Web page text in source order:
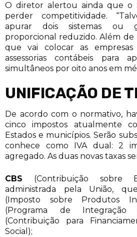
O diretor alertou ainda que o
perder competitividade.
apurar dois sistemas ou
proporcional reduzido. Além de
que vai colocar as
assessorias contábeis para
simultâneos por oito anos em
UNIFICAÇÃO DE
De acordo com o normativo,
cinco impostos atualmente
Estados e municípios. Serão
conhece como IVA dual: 2
agregado. As duas novas taxas
CBS (Contribuição sobre
administrada pela União,
(Imposto sobre Produtos
(Programa de
(Contribuição para
Social);